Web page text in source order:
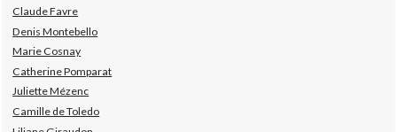
Claude Favre
Denis Montebello
Marie Cosnay
Catherine Pomparat
Juliette Mézenc
Camille de Toledo